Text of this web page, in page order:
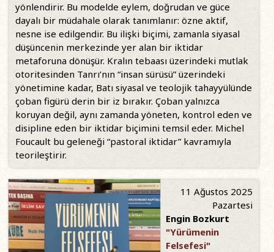
yönlendirir. Bu modelde eylem, doğrudan ve güce
dayalı bir müdahale olarak tanımlanır: özne aktif,
nesne ise edilgendir. Bu ilişki biçimi, zamanla siyasal
düşüncenin merkezinde yer alan bir iktidar
metaforuna dönüşür. Kralın tebaası üzerindeki mutlak
otoritesinden Tanrı’nın “insan sürüsü” üzerindeki
yönetimine kadar, Batı siyasal ve teolojik tahayyülünde
çoban figürü derin bir iz bırakır. Çoban yalnızca
koruyan değil, aynı zamanda yöneten, kontrol eden ve
disipline eden bir iktidar biçimini temsil eder. Michel
Foucault bu geleneği “pastoral iktidar” kavramıyla
teorileştirir.
11 Ağustos 2025
Pazartesi
Engin Bozkurt
"Yürümenin
Felsefesi"